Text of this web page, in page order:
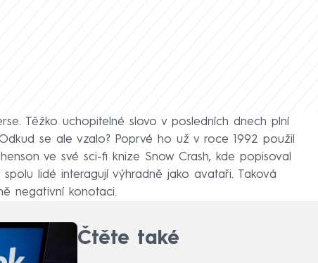
Těžko uchopitelné slovo v posledních dnech plní
se ale vzalo? Poprvé ho už v roce 1992 použil
ve své sci-fi knize Snow Crash, kde popisoval
lidé interagují výhradně jako avataři. Taková
negativní konotaci.
Čtěte také